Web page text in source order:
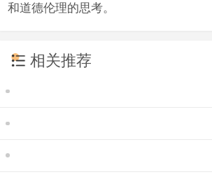
和道德伦理的思考。
相关推荐